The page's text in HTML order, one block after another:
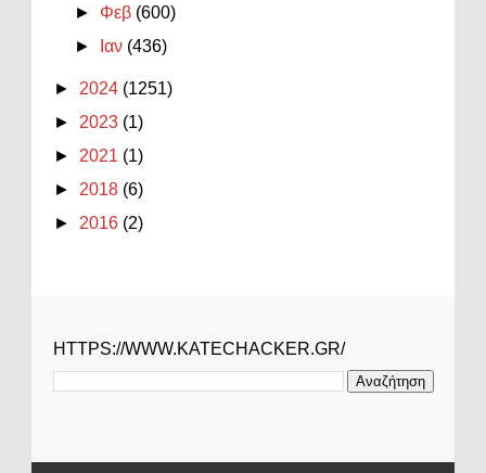
► Φεβ (600)
►
Ιαν (436)
► 2024 (1251)
► 2023 (1)
► 2021 (1)
► 2018 (6)
► 2016 (2)
HTTPS://WWW.KATECHACKER.GR/